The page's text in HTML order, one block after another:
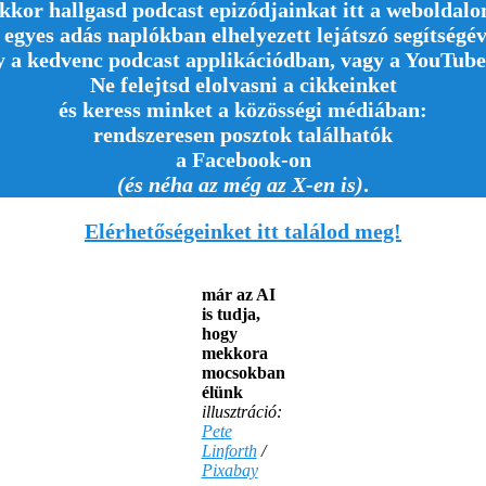
hallgasd podcast epizódjainkat itt a
egyes adás naplókban elhelyezett lejátszó
a kedvenc podcast applikációdban, vagy a
Ne felejtsd elolvasni a cikkeinket
és keress minket a közösségi médiában:
rendszeresen posztok találhatók
a Facebook-on
(és néha az még az X-en is).
Elérhetőségeinket itt találod meg!
már az AI
is tudja,
hogy
mekkora
mocsokban
élünk
illusztráció:
Pete
Linforth/
Pixabay